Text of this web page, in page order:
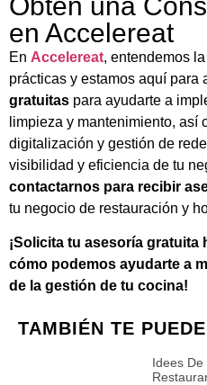
en Accelereat
En Accelereat, entendemos
prácticas y estamos aquí para
gratuitas para ayudarte a
limpieza y mantenimiento, así
digitalización y gestión de
visibilidad y eficiencia de tu
contactarnos para recibir
tu negocio de restauración y
¡Solicita tu asesoría
cómo podemos ayudarte a
de la gestión de tu cocina!
TAMBIÉN TE
Idees De